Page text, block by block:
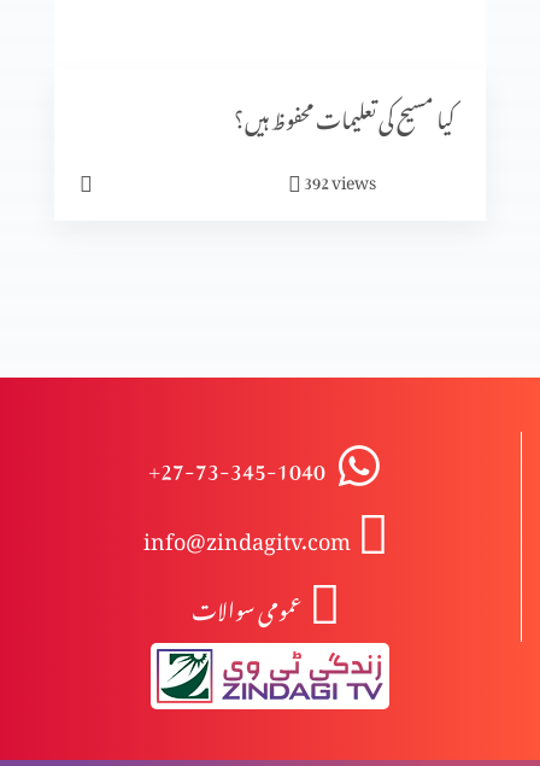
ایذا رسانی
مسیحیت میں قبلہ؟
تبلیغِ مسیحیت یا درپیش رکاوٹین پارٹ 2
ارادہِ خداوند اور مسیحیت پارٹ 1
کیا مسیح کی تعلیمات محفوظ ہیں؟
392views
+27-73-345-1040
info@zindagitv.com
عمومی سوالات